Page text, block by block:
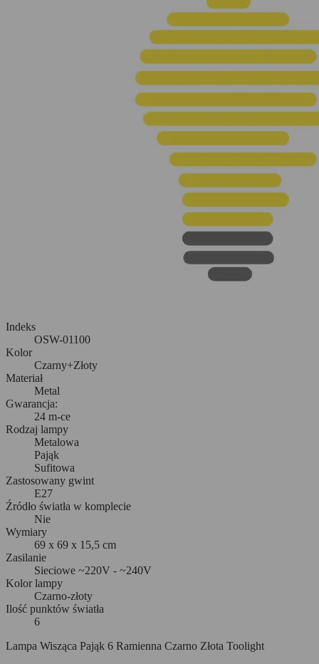
Indeks
OSW-01100
Kolor
Czarny+Złoty
Materiał
Metal
Gwarancja:
24 m-ce
Rodzaj lampy
Metalowa
Pająk
Sufitowa
Zastosowany gwint
E27
Źródło światła w komplecie
Nie
Wymiary
69 x 69 x 15,5 cm
Zasilanie
Sieciowe ~220V - ~240V
Kolor lampy
Czarno-złoty
Ilość punktów światła
6
Lampa Wisząca Pająk 6 Ramienna Czarno Złota Toolight